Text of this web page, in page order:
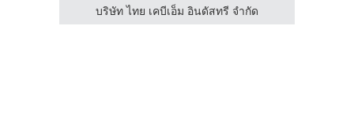
บริษัท ไทย เคบีเอ็ม อินดัสทรี จำกัด